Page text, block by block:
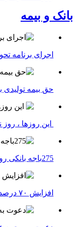
بانک و بیمه
اجرای برنامه
حق بیمه تولیدی
این روزها ،
275باجه بانکی روستایی پست بانک ایران منابع خود را به بیش از ۱۰۰ میلیارد ریال افزایش دادند
افزایش ۷۰ درصدی منابع و ۱۳۲ درصدی ضمانت‌نامه‌های ریالی صادره پست بانک ایران در چهارماهه اول سال 1405